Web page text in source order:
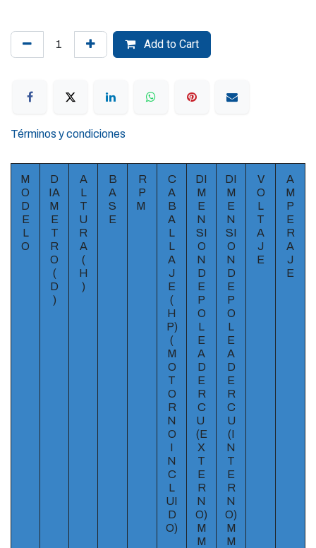
Add to Cart
Términos y condiciones
M
O
D
E
L
O
D
IA
M
E
T
R
O
(
D
)
A
L
T
U
R
A
(
H
)
B
A
S
E
R
P
M
C
A
B
A
L
L
A
J
E
(
H
P)
(
M
O
T
O
R
N
O
I
N
C
L
UI
D
O)
DI
M
E
N
SI
O
N
D
E
P
O
L
E
A
D
E
R
C
U
(E
X
T
E
R
N
O)
M
M
DI
M
E
N
SI
O
N
D
E
P
O
L
E
A
D
E
R
C
U
(I
N
T
E
R
N
O)
M
M
V
O
L
T
A
J
E
A
M
P
E
R
A
J
E